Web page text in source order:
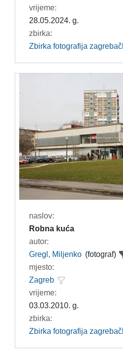
vrijeme:
28.05.2024. g.
zbirka:
Zbirka fotografija
naslov:
Robna kuća
autor:
Gregl, Miljenko (fotograf)
mjesto:
Zagreb
vrijeme:
03.03.2010. g.
zbirka:
Zbirka fotografija